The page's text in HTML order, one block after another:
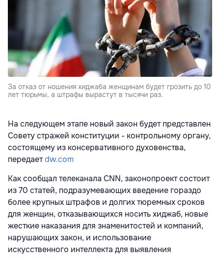
За отказ от ношения хиджаба женщинам будет грозить до 10
лет тюрьмы, а штрафы вырастут в тысячи раз.
На следующем этапе новый закон будет представлен
Совету стражей конституции - контрольному органу,
состоящему из консервативного духовенства,
передаетdw.com
Как сообщал телеканала CNN, законопроект состоит
из 70 статей, подразумевающих введение гораздо
более крупных штрафов и долгих тюремных сроков
для женщин, отказывающихся носить хиджаб, новые
жесткие наказания для знаменитостей и компаний,
нарушающих закон, и использование
искусственного интеллекта для выявления